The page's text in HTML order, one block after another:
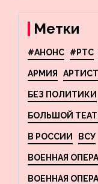
Метки
#АНОНС #РТС
АРМИЯ АРТИСТ
БЕЗ ПОЛИТИКИ
БОЛЬШОЙ
В РОССИИ ВСУ
ВОЕННАЯ
ВОЕННАЯ